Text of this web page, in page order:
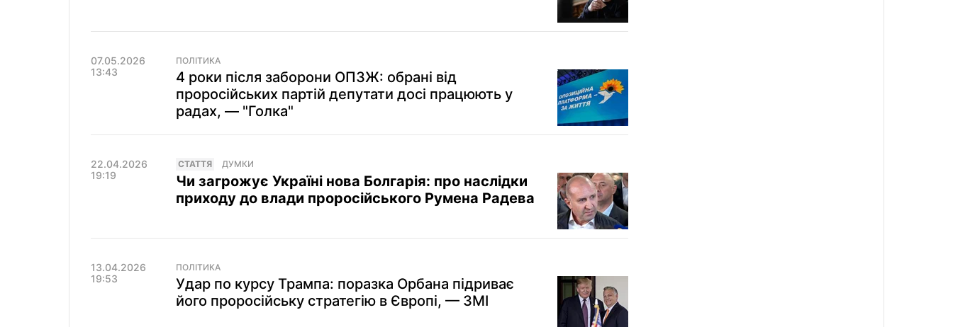
07.05.2026
13:43
ПОЛІТИКА
4 роки після заборони ОПЗЖ: обрані від
проросійських партій депутати досі працюють у
радах, — "Голка"
22.04.2026
19:19
СТАТТЯ ДУМКИ
Чи загрожує Україні нова Болгарія: про наслідки
приходу до влади проросійського Румена Радева
13.04.2026
19:53
ПОЛІТИКА
Удар по курсу Трампа: поразка Орбана підриває
його проросійську стратегію в Європі, — ЗМІ